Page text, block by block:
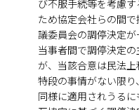
び不服手続等を考慮
ため協定会社らの間
議委員会の調停決定
当事者間で調停決定
が、当該合意は民法
特段の事情がない限
同様に適用されうる